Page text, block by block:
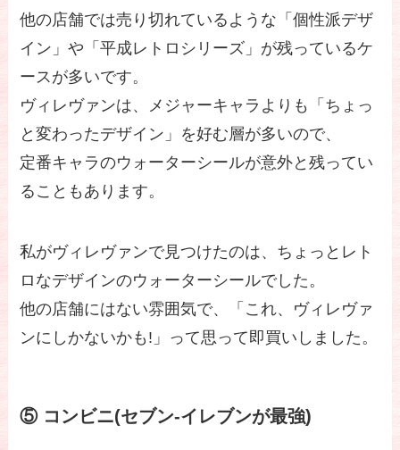
他の店舗では売り切れているような「個性派デザ
イン」や「平成レトロシリーズ」が残っているケ
ースが多いです。
ヴィレヴァンは、メジャーキャラよりも「ちょっ
と変わったデザイン」を好む層が多いので、
定番キャラのウォーターシールが意外と残ってい
ることもあります。
私がヴィレヴァンで見つけたのは、ちょっとレト
ロなデザインのウォーターシールでした。
他の店舗にはない雰囲気で、「これ、ヴィレヴァ
ンにしかないかも!」って思って即買いしました。
⑤ コンビニ(セブン-イレブンが最強)